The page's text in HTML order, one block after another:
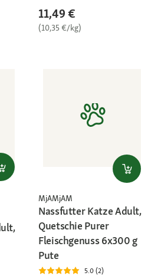
11,49 €
(10,35 €/kg)
MjAMjAM
Nassfutter Katze Adult,
Quetschie Purer
Fleischgenuss 6x300 g
Pute
5.0 (2)